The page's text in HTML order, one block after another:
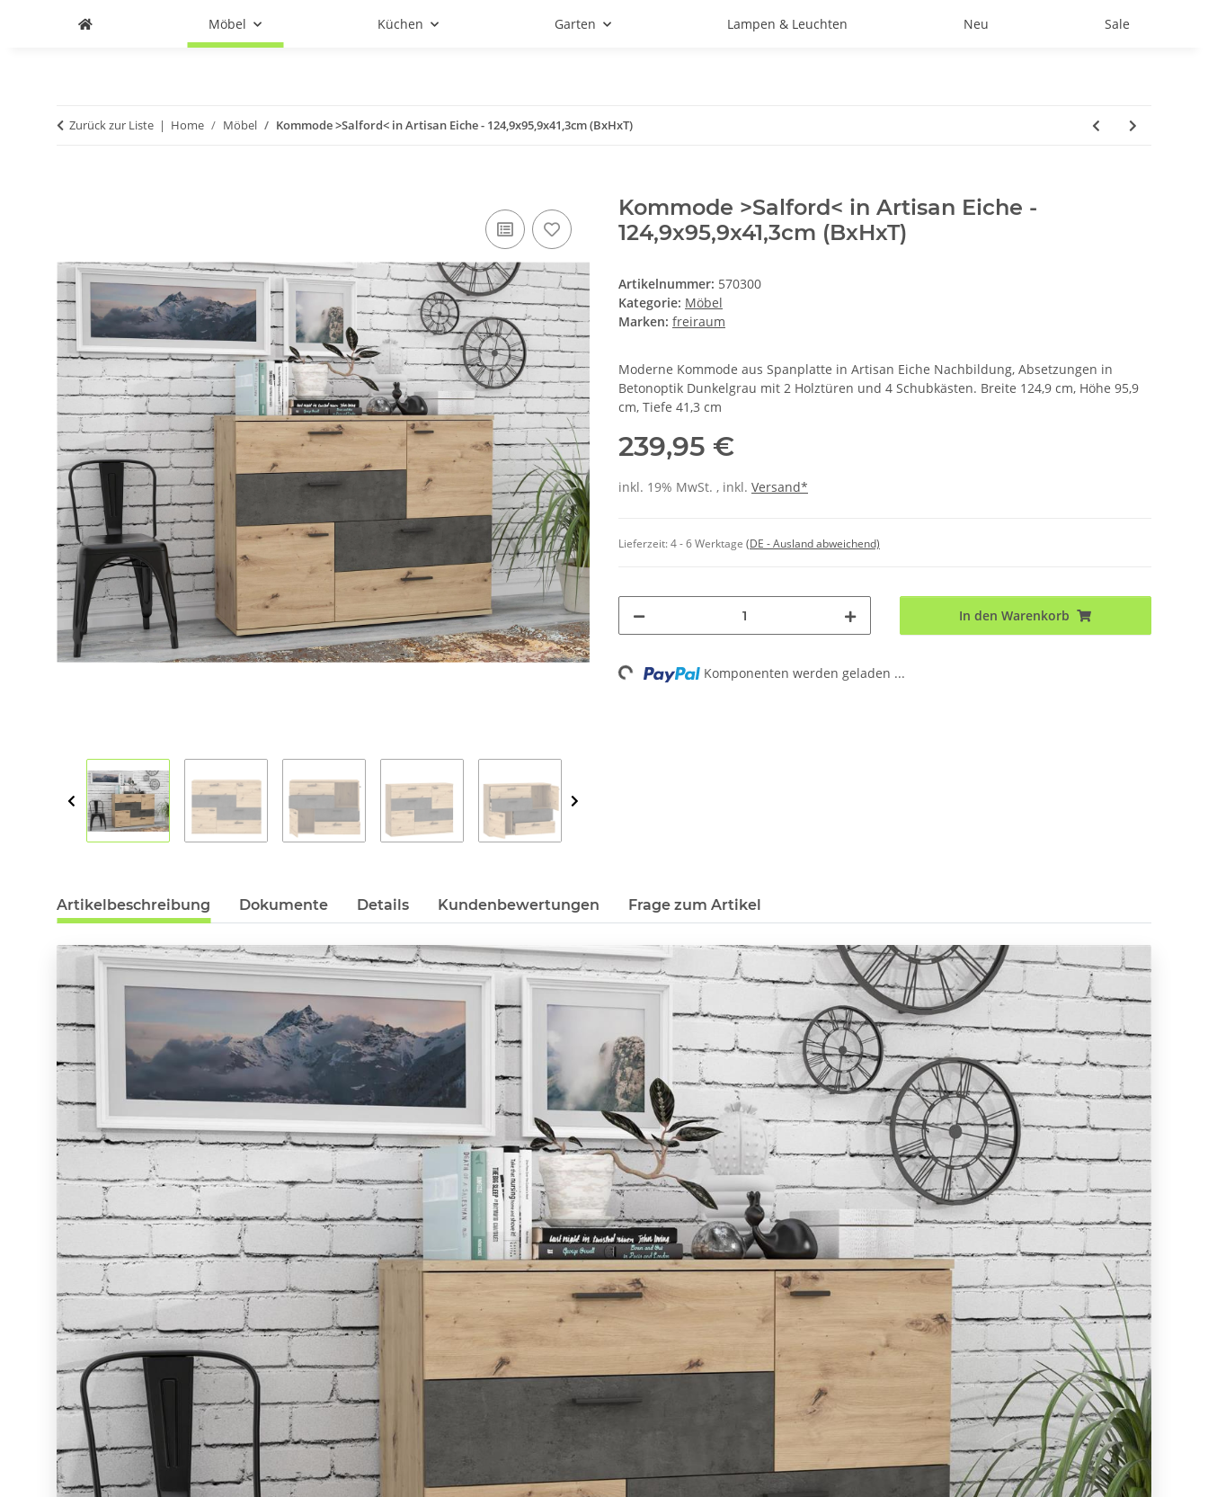
Möbel Küchen Garten Lampen & Leuchten Neu Sale
Zurück zur Liste Home Möbel Kommode >Salford< in Artisan Eiche - 124,9x95,9x41,3cm (BxHxT)
Kommode >Salford< in Artisan Eiche -
124,9x95,9x41,3cm (BxHxT)
Artikelnummer: 570300
Kategorie: Möbel
Marken: freiraum
Moderne Kommode aus Spanplatte in Artisan Eiche Nachbildung, Absetzungen in
Betonoptik Dunkelgrau mit 2 Holztüren und 4 Schubkästen. Breite 124,9 cm, Höhe 95,9
cm, Tiefe 41,3 cm
239,95 €
inkl. 19% MwSt. , inkl. Versand*
Lieferzeit:4 - 6 Werktage (DE - Ausland abweichend)
In den Warenkorb
Loading... Komponenten werden geladen ...
Artikelbeschreibung Dokumente Details Kundenbewertungen Frage zum Artikel